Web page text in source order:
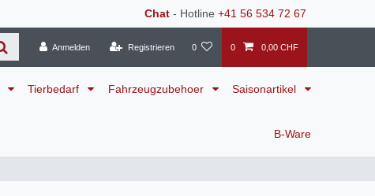
Chat - Hotline +41 56 534 72 67
Anmelden Registrieren 0 0 0,00 CHF
Tierbedarf Fahrzeugzubehoer Saisonartikel
B-Ware